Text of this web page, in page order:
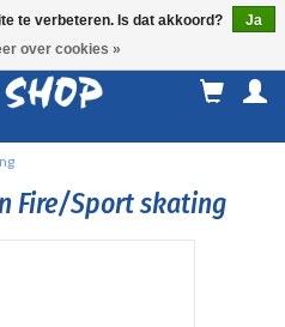
Fire/Sport skating
te verbeteren. Is dat akkoord?
Ja
over cookies »